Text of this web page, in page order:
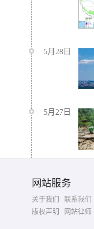
5月28日
5月27日
网站服务
关于我们 联系我们
版权声明
网站律师